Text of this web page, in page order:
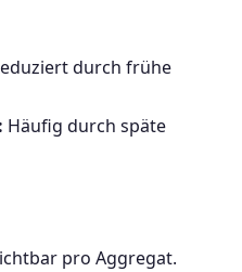
durch frühe
Häufig durch späte
pro Aggregat.